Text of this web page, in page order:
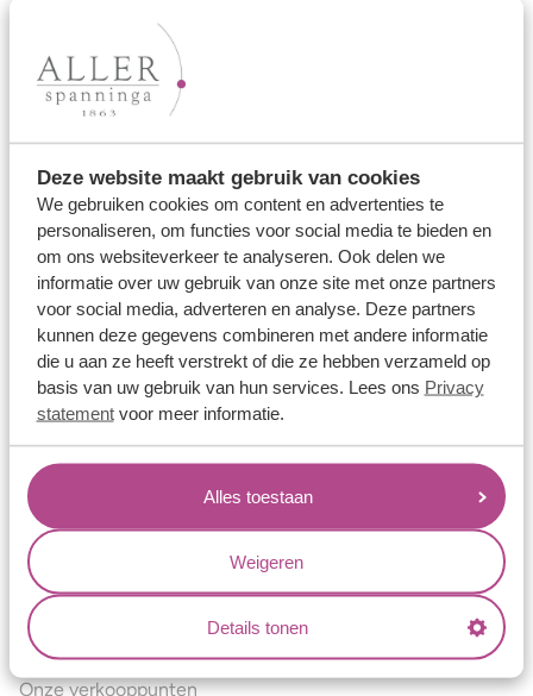
Deze website maakt gebruik van cookies
We gebruiken cookies om content en advertenties te
personaliseren, om functies voor social media te bieden en
om ons websiteverkeer te analyseren. Ook delen we
informatie over uw gebruik van onze site met onze partners
voor social media, adverteren en analyse. Deze partners
kunnen deze gegevens combineren met andere informatie
die u aan ze heeft verstrekt of die ze hebben verzameld op
basis van uw gebruik van hun services. Lees ons Privacy
statementvoor meer informatie.
Alles toestaan
Weigeren
Details tonen
Ons aanbod
Trouwringen
Verlovingsringen
Vriendschapsringen
Over ons
Aller Spanninga
Historie
Certificaten
Blogs
Jouw voordelen
Conflictvrije Materialen
Oneindig veel mogelijkheden
Kwaliteit
Juweliers & Contact
Onze verkooppunten